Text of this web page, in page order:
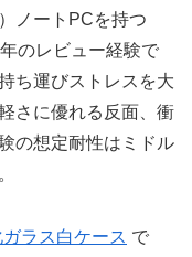
ノートPCを持つ
のレビュー経験で
ち運びストレスを大
さに優れる反面、衝
の想定耐性はミドル
ラス白ケース で